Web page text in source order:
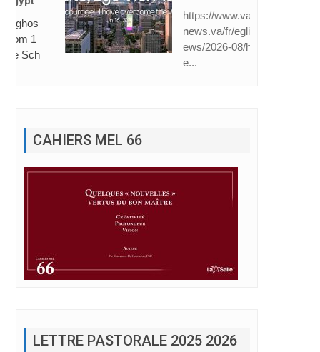
news.va/fr/eglise/n
ews/2026-08/hymn
e...